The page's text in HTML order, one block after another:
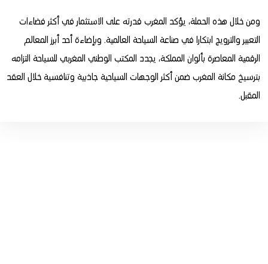
ومن خلال هذه الحملة، يؤكد المغرب قدرته على الاستثمار في أكثر فضاءات
التعبير والترويج ابتكارا في صناعة السياحة العالمية. وبإضاءة أحد أبرز المعالم
الرقمية المعاصرة بألوان المملكة، يجدد المكتب الوطني المغربي للسياحة التزامه
بترسيخ مكانة المغرب ضمن أكثر الوجهات السياحية جاذبية وتنافسية خلال العقد
المقبل.